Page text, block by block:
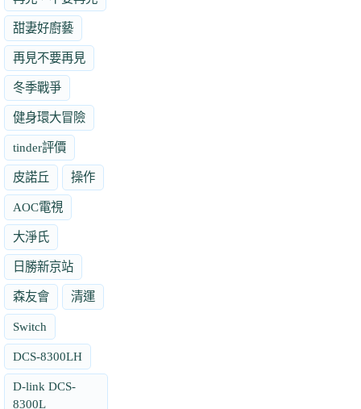
甜妻好廚藝
再見不要再見
冬季戰爭
健身環大冒險
tinder評價
皮諾丘 操作
AOC電視
大淨氏
日勝新京站
森友會 清運
Switch
DCS-8300LH
D-link DCS-
8300L